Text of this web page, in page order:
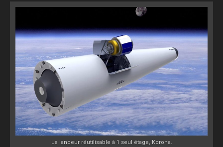
Le lanceur réutilisable à 1 seul étage, Korona.